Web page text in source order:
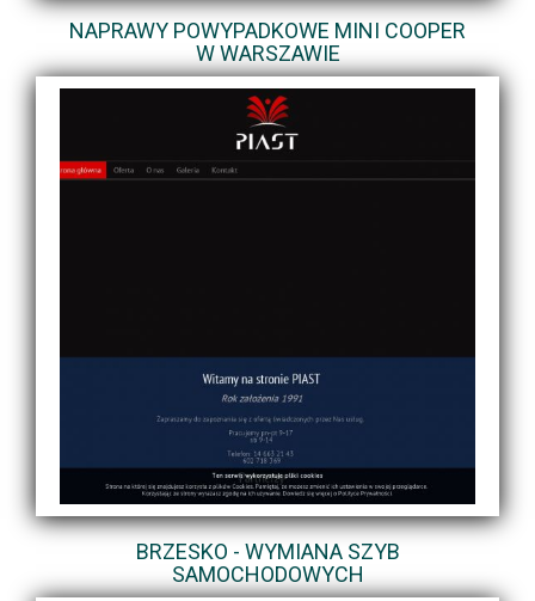
NAPRAWY POWYPADKOWE MINI COOPER
W WARSZAWIE
BRZESKO - WYMIANA SZYB
SAMOCHODOWYCH